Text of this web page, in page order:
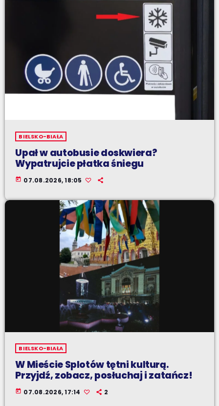
BIELSKO-BIAŁA
Upał w autobusie doskwiera?
Wypatrujcie płatka śniegu
today 07.08.2026, 18:05
BIELSKO-BIAŁA
W Mieście Splotów tętni kulturą.
Przyjdź, zobacz, posłuchaj i zatańcz!
today 07.08.2026, 17:14 2